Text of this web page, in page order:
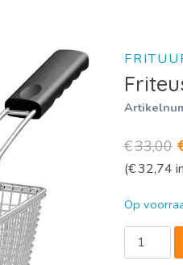
€33,00
(€32,74
Op
SNACK